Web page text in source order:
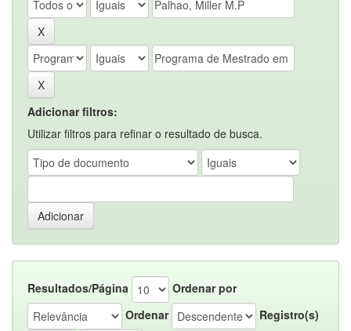
Adicionar filtros:
Utilizar filtros para refinar o resultado de busca.
Resultados/Página
Ordenar por
Ordenar
Registro(s)